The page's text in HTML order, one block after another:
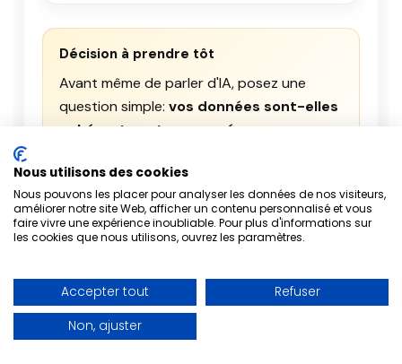
Décision à prendre tôt
Avant même de parler d'IA, posez une
question simple: vos données sont-elles
cohérentes et gouvernées
données très chère et très contestée.
Un ERP s'organise en modules spécialisés qui
partagent la même base de données et des
référentiels communs (clients, produits, taxes,
Nous utilisons des cookies
Nous pouvons les placer pour analyser les données de nos visiteurs,
améliorer notre site Web, afficher un contenu personnalisé et vous
faire vivre une expérience inoubliable. Pour plus d'informations sur
les cookies que nous utilisons, ouvrez les paramètres.
Accepter tout
Refuser
Non, ajuster